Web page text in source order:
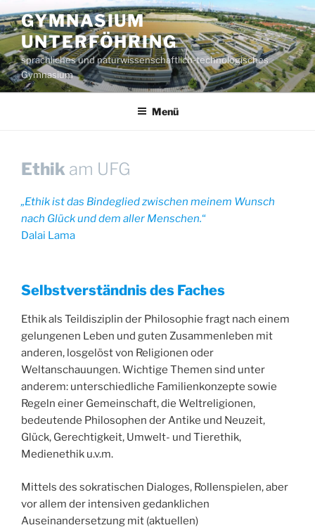
Inhalt
springen
GYMNASIUM
UNTERFÖHRING
sprachliches und naturwissenschaftlich-technologisches
Gymnasium
Menü
Ethik am UFG
„Ethik ist das Bindeglied zwischen meinem Wunsch
nach Glück und dem aller Menschen.“
Dalai Lama
Selbstverständnis des Faches
Ethik als Teildisziplin der Philosophie fragt nach einem
gelungenen Leben und guten Zusammenleben mit
anderen, losgelöst von Religionen oder
Weltanschauungen. Wichtige Themen sind unter
anderem: unterschiedliche Familienkonzepte sowie
Regeln einer Gemeinschaft, die Weltreligionen,
bedeutende Philosophen der Antike und Neuzeit,
Glück, Gerechtigkeit, Umwelt- und Tierethik,
Medienethik u.v.m.
Mittels des sokratischen Dialoges, Rollenspielen, aber
vor allem der intensiven gedanklichen
Auseinandersetzung mit (aktuellen)